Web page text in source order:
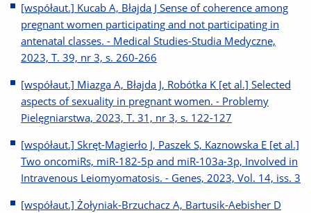
[współaut.] Kucab A, Błajda J Sense of coherence among
pregnant women participating and not participating in
antenatal classes. - Medical Studies-Studia Medyczne,
2023, T. 39, nr 3, s. 260-266
[współaut.] Miazga A, Błajda J, Robótka K [et al.] Selected
aspects of sexuality in pregnant women. - Problemy
Pielęgniarstwa, 2023, T. 31, nr 3, s. 122-127
[współaut.] Skręt-Magierło J, Paszek S, Kaznowska E [et al.]
Two oncomiRs, miR-182-5p and miR-103a-3p, Involved in
Intravenous Leiomyomatosis. - Genes, 2023, Vol. 14, iss. 3
[współaut.] Żołyniak-Brzuchacz A, Bartusik-Aebisher D